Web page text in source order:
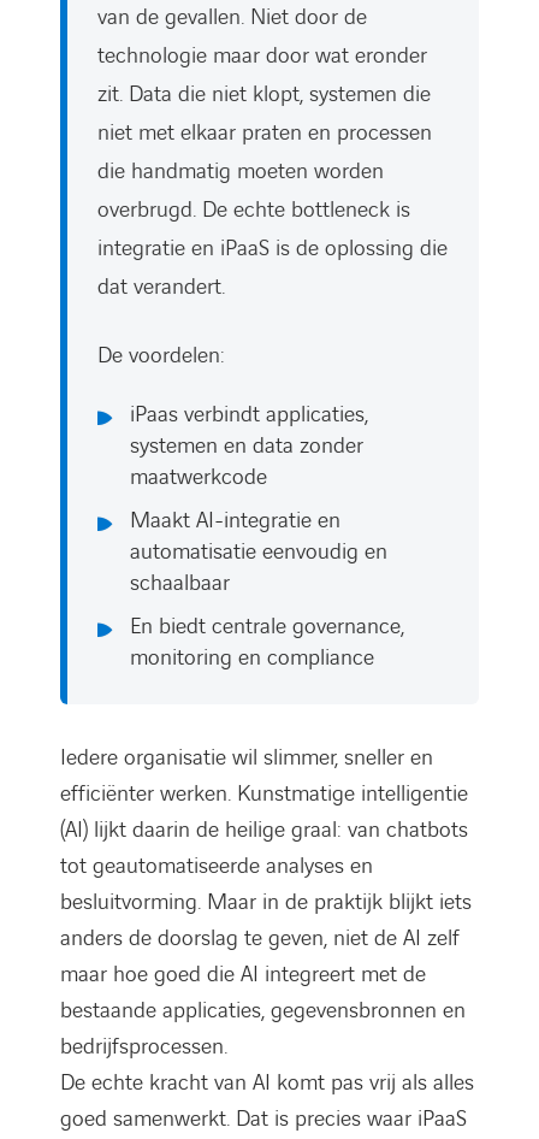
van de gevallen. Niet door de
technologie maar door wat eronder
zit. Data die niet klopt, systemen die
niet met elkaar praten en processen
die handmatig moeten worden
overbrugd. De echte bottleneck is
integratie en iPaaS is de oplossing die
dat verandert.
De voordelen:
iPaas verbindt applicaties,
systemen en data zonder
maatwerkcode
Maakt AI-integratie en
automatisatie eenvoudig en
schaalbaar
En biedt centrale governance,
monitoring en compliance
Iedere organisatie wil slimmer, sneller en
efficiënter werken. Kunstmatige intelligentie
(AI) lijkt daarin de heilige graal: van chatbots
tot geautomatiseerde analyses en
besluitvorming. Maar in de praktijk blijkt iets
anders de doorslag te geven, niet de AI zelf
maar hoe goed die AI integreert met de
bestaande applicaties, gegevensbronnen en
bedrijfsprocessen.
De echte kracht van AI komt pas vrij als alles
goed samenwerkt. Dat is precies waar iPaaS